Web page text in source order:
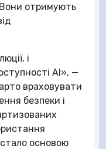
отримують
і
AI», —
враховувати
безпеки і
основою